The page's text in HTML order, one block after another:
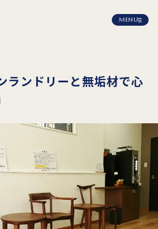
MENU
ランドリーと無垢材で心